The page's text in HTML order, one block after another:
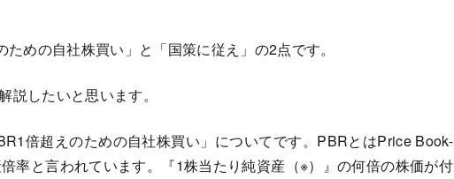
めの自社株買い」と「国策に従え」の2点です。
したいと思います。
倍超えのための自社株買い」についてです。PBRとはPrice Book-
率と言われています。『1株当たり純資産（※）』の何倍の株価が付